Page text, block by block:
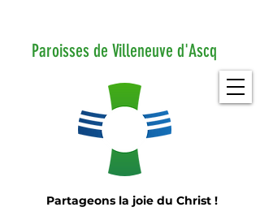
Paroisses de Villeneuve d'Ascq
Partageons la joie du Christ !